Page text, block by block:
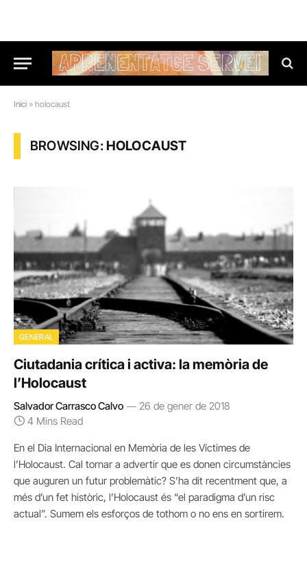
Inici » holocaust
BROWSING:HOLOCAUST
GENERAL
Ciutadania crítica i activa: la memòria de
l’Holocaust
Salvador Carrasco Calvo
26 de gener de 2018
4 Mins Read
En el Dia Internacional en Memòria de les Víctimes de
l’Holocaust. Cal tornar a advertir que es donen circumstàncies
que auguren un futur problemàtic? S’ha dit recentment que, a
més d’un fet històric, l’Holocaust és “el paradigma d’un risc
actual”. Sumem els esforços de tothom o no ens en sortirem.